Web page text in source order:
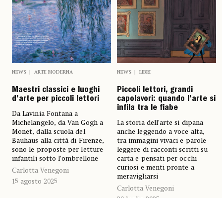
NEWS ARTE MODERNA
Maestri classici e luoghi
d’arte per piccoli lettori
Da Lavinia Fontana a
Michelangelo, da Van Gogh a
Monet, dalla scuola del
Bauhaus alla città di Firenze,
sono le proposte per letture
infantili sotto l’ombrellone
Carlotta Venegoni
15 agosto 2025
NEWS LIBRI
Piccoli lettori, grandi
capolavori: quando l’arte si
infila tra le fiabe
La storia dell’arte si dipana
anche leggendo a voce alta,
tra immagini vivaci e parole
leggere di racconti scritti su
carta e pensati per occhi
curiosi e menti pronte a
meravigliarsi
Carlotta Venegoni